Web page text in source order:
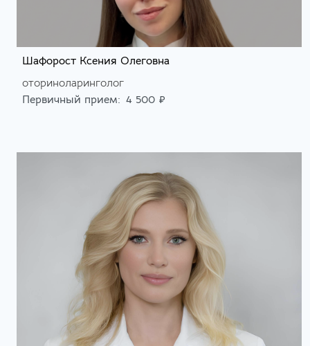
Шафорост Ксения Олеговна
оториноларинголог
Первичный прием: 4 500 ₽